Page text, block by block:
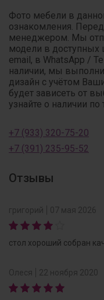
Фото мебели в
ознакомления.
менеджером. Мы
модели в доступных
email, в WhatsApp /
наличии, мы
дизайн с учётом
будет зависеть от
узнайте о наличии
+7 (933) 320-75-20
+7 (391) 235-95-52
Отзывы
григорий 07 мая 2026
стол хороший собран
Олеся 22 ноября 2020